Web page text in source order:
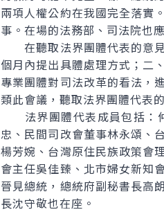
兩項人權公約在我國完全落實
事。在場的法務部、司法院也
在聽取法界團體代表的意見
個月內提出具體處理方式；二
專業團體對司法改革的看法，
類此會議，聽取法界團體代表
法界團體代表成員包括：仲
忠、民間司改會董事林永頌、
楊芳婉、台灣原住民族政策會
會主任吳佳臻、北市婦女新知
晉見總統，總統府副秘書長高
長沈守敬也在座。